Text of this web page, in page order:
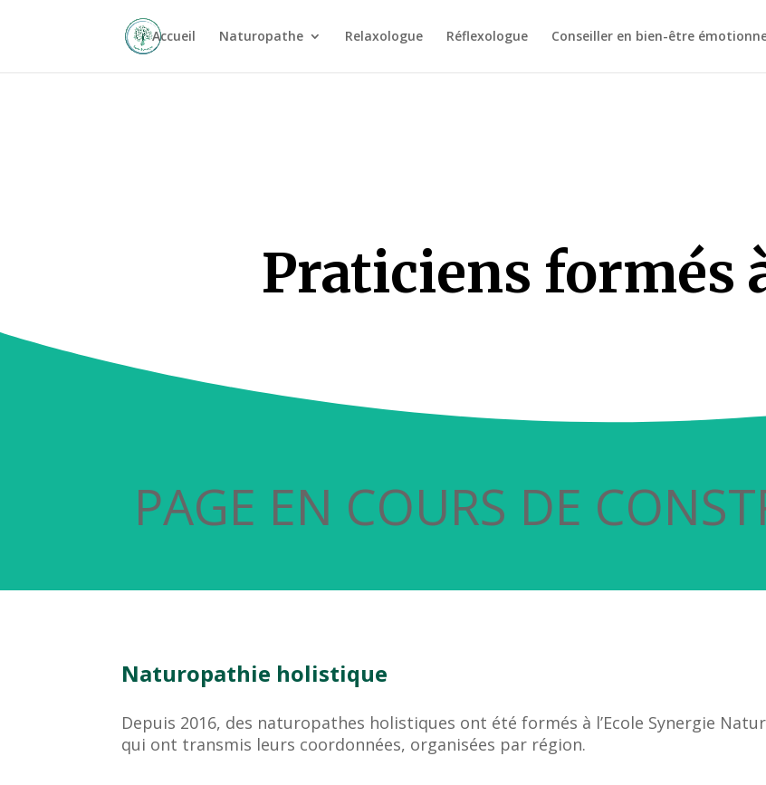
Accueil Naturopathe Relaxologue Réflexologue Conseiller en bien-être
Praticiens formés
PAGE EN COURS DE
Naturopathie holistique
Depuis 2016, des naturopathes holistiques ont été formés à l’Ecole Synergie
qui ont transmis leurs coordonnées, organisées par région.